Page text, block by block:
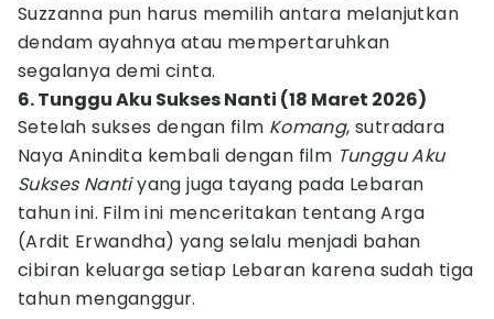
Suzzanna pun harus memilih antara melanjutkan
dendam ayahnya atau mempertaruhkan
segalanya demi cinta.
6. Tunggu Aku Sukses Nanti (18 Maret 2026)
Setelah sukses dengan film Komang, sutradara
Naya Anindita kembali dengan film Tunggu Aku
Sukses Nantiyang juga tayang pada Lebaran
tahun ini. Film ini menceritakan tentang Arga
(Ardit Erwandha) yang selalu menjadi bahan
cibiran keluarga setiap Lebaran karena sudah tiga
tahun menganggur.